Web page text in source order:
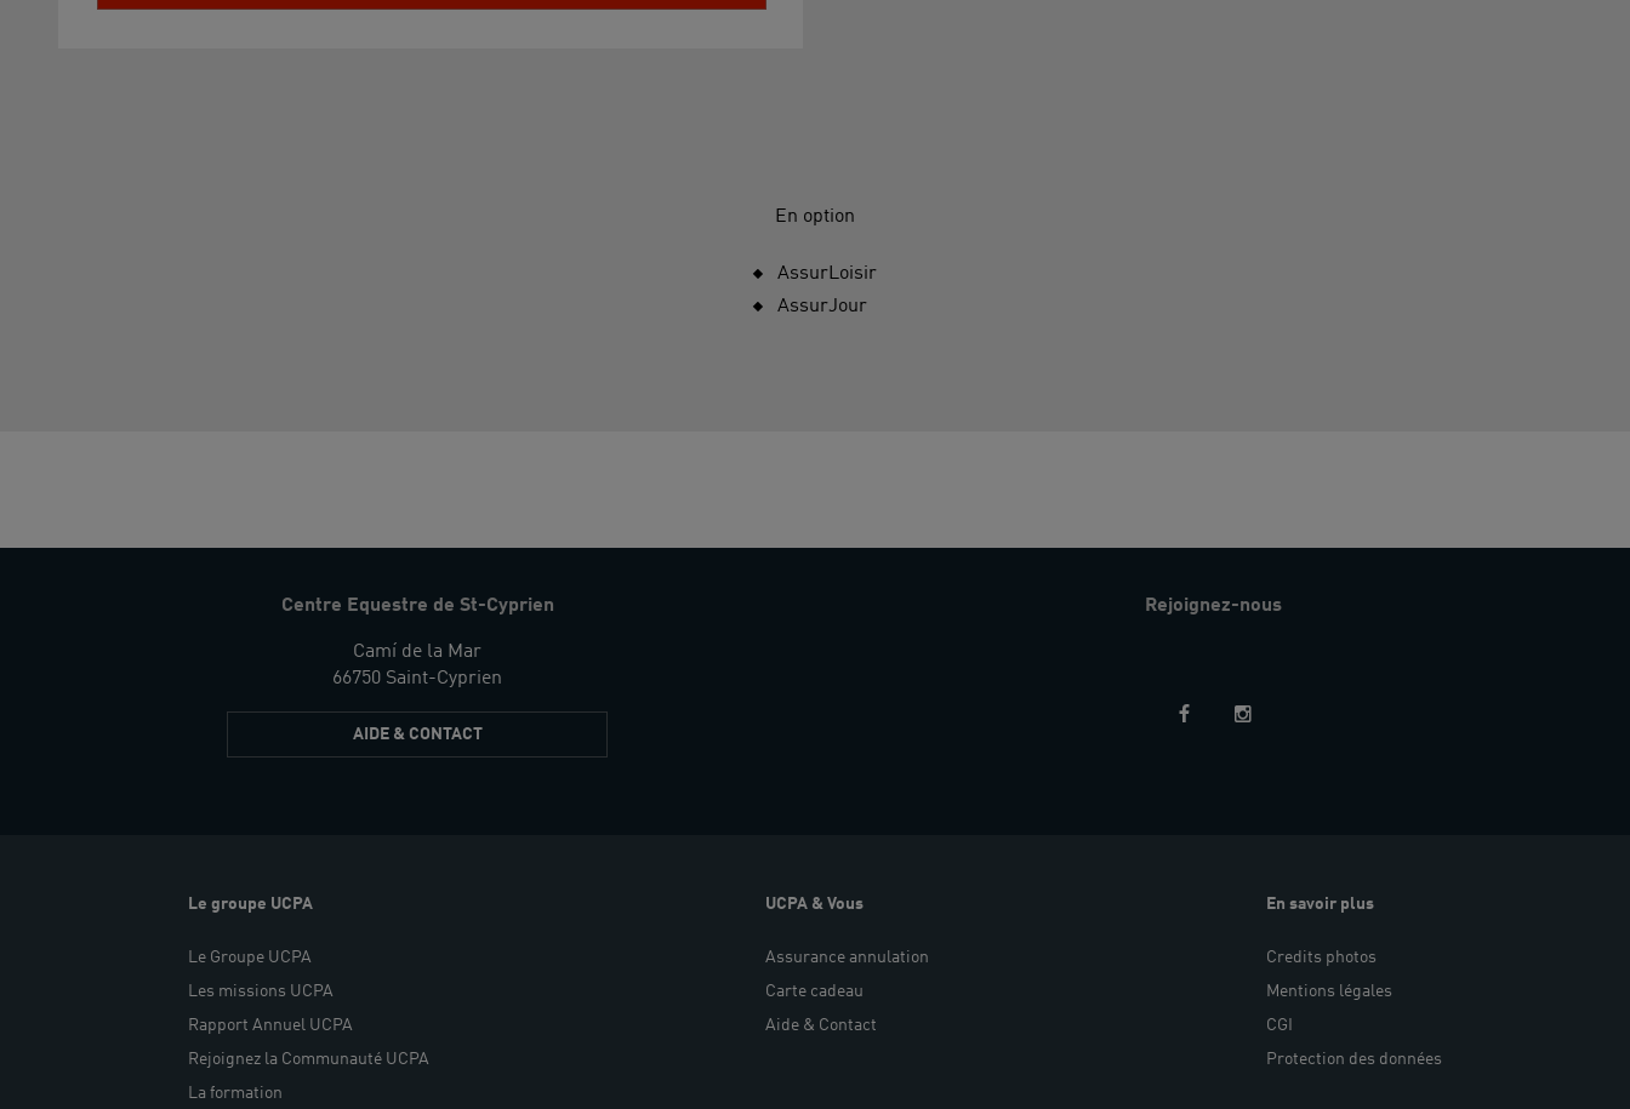
En option
AssurLoisir
AssurJour
Centre Equestre de St-Cyprien
Camí de la Mar
66750 Saint-Cyprien
AIDE & CONTACT
Rejoignez-nous
Le groupe UCPA
Le Groupe UCPA
Les missions UCPA
Rapport Annuel UCPA
Rejoignez la Communauté UCPA
La formation
UCPA & Vous
Assurance annulation
Carte cadeau
Aide & Contact
En savoir plus
Credits photos
Mentions légales
CGI
Protection des données